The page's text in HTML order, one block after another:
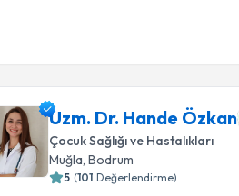
Uzm. Dr. Hande Özkan
Çocuk Sağlığı ve Hastalıkları
Muğla, Bodrum
5 (101 Değerlendirme)